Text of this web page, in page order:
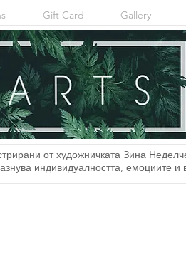
Gift Card Gallery
от художничката Зина
индивидуалността, емоциите и